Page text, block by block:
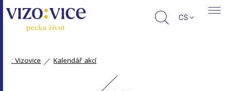
CS
: Vizovice Kalendář akcí